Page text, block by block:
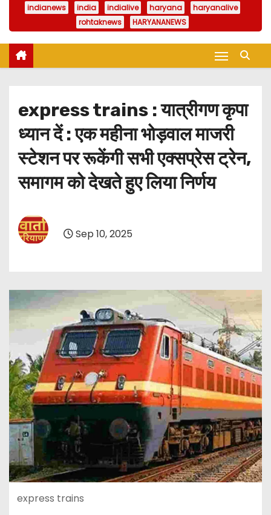
indianews india indialive haryana
haryanalive
rohtaknews
HARYANANEWS
express trains : यात्रीगण कृपा
ध्यान दें : एक महीना भोड़वाल माजरी
स्टेशन पर रूकेंगी सभी एक्सप्रेस ट्रेन,
समागम को देखते हुए लिया निर्णय
Sep 10, 2025
express trains